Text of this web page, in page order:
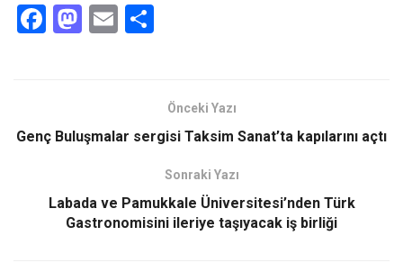
F
o
k
M
d
n
E
Önceki Yazı
Genç Buluşmalar sergisi Taksim Sanat’ta kapılarını açtı
Sonraki Yazı
Labada ve Pamukkale Üniversitesi’nden Türk
Gastronomisini ileriye taşıyacak iş birliği